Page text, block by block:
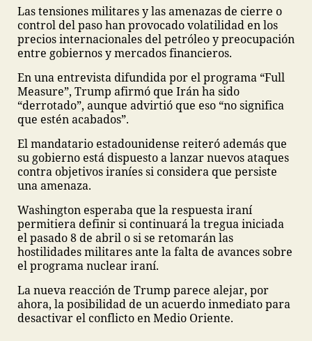
Las tensiones militares y las amenazas de cierre o
control del paso han provocado volatilidad en los
precios internacionales del petróleo y preocupación
entre gobiernos y mercados financieros.
En una entrevista difundida por el programa “Full
Measure”, Trump afirmó que Irán ha sido
“derrotado”, aunque advirtió que eso “no significa
que estén acabados”.
El mandatario estadounidense reiteró además que
su gobierno está dispuesto a lanzar nuevos ataques
contra objetivos iraníes si considera que persiste
una amenaza.
Washington esperaba que la respuesta iraní
permitiera definir si continuará la tregua iniciada
el pasado 8 de abril o si se retomarán las
hostilidades militares ante la falta de avances sobre
el programa nuclear iraní.
La nueva reacción de Trump parece alejar, por
ahora, la posibilidad de un acuerdo inmediato para
desactivar el conflicto en Medio Oriente.